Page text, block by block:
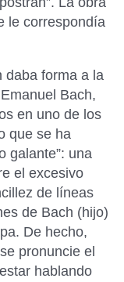
le correspondía
daba forma a la
Bach,
en uno de los
que se ha
galante”: una
el excesivo
de líneas
de Bach (hijo)
De hecho,
pronuncie el
hablando